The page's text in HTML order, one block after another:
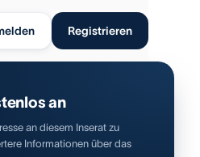
Registrieren
an
an diesem Inserat zu
Informationen über das